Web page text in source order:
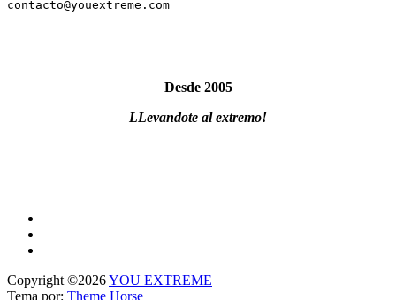
Desde 2005
LLevandote al extremo!
Copyright ©2026YOU EXTREME
Tema por: Theme Horse